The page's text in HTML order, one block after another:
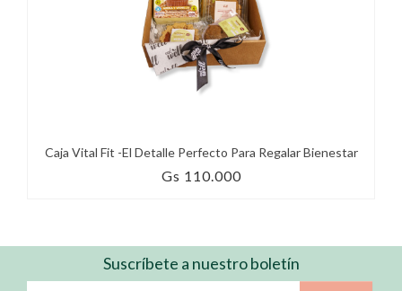
Caja Vital Fit -El Detalle Perfecto Para Regalar Bienestar
Gs 110.000
Suscríbete a nuestro boletín